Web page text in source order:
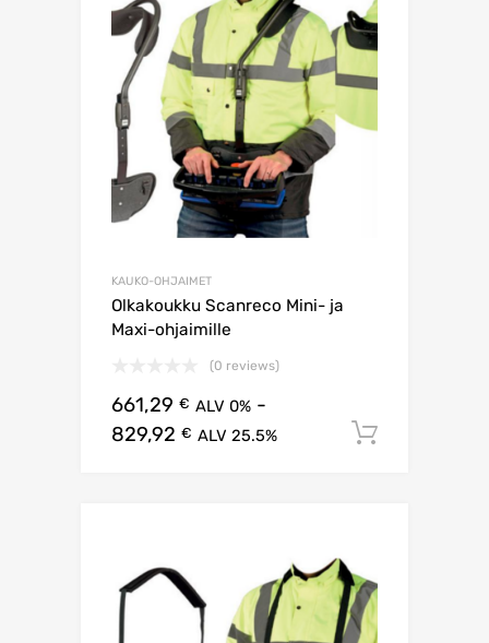
KAUKO-OHJAIMET
Olkakoukku Scanreco Mini- ja
Maxi-ohjaimille
(0 reviews)
661,29 € ALV 0% -
829,92 € ALV 25.5%